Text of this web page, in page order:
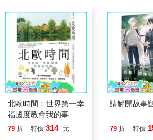
北歐時間：世界第一幸
福國度教會我的事
79 折 特價 314 元
請解開故事
79 折 特價